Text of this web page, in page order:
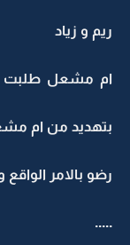
ريم و زياد
ام مشعل طلبت
بتهديد من ام
رضو بالامر
.....